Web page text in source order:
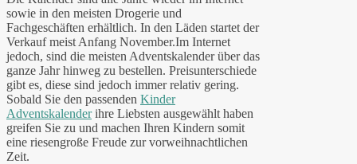
sowie in den meisten Drogerie und
Fachgeschäften erhältlich. In den Läden startet der
Verkauf meist Anfang November.Im Internet
jedoch, sind die meisten Adventskalender über das
ganze Jahr hinweg zu bestellen. Preisunterschiede
gibt es, diese sind jedoch immer relativ gering.
Sobald Sie den passenden Kinder
Adventskalenderihre Liebsten ausgewählt haben
greifen Sie zu und machen Ihren Kindern somit
eine riesengroße Freude zur vorweihnachtlichen
Zeit.